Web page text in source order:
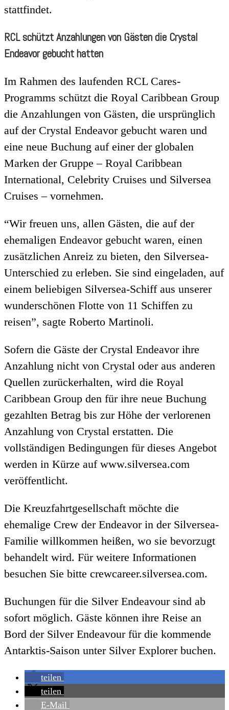
stattfindet.
RCL schützt Anzahlungen von Gästen die Crystal
Endeavor gebucht hatten
Im Rahmen des laufenden RCL Cares-
Programms schützt die Royal Caribbean Group
die Anzahlungen von Gästen, die ursprünglich
auf der Crystal Endeavor gebucht waren und
eine neue Buchung auf einer der globalen
Marken der Gruppe – Royal Caribbean
International, Celebrity Cruises und Silversea
Cruises – vornehmen.
“Wir freuen uns, allen Gästen, die auf der
ehemaligen Endeavor gebucht waren, einen
zusätzlichen Anreiz zu bieten, den Silversea-
Unterschied zu erleben. Sie sind eingeladen, auf
einem beliebigen Silversea-Schiff aus unserer
wunderschönen Flotte von 11 Schiffen zu
reisen”, sagte Roberto Martinoli.
Sofern die Gäste der Crystal Endeavor ihre
Anzahlung nicht von Crystal oder aus anderen
Quellen zurückerhalten, wird die Royal
Caribbean Group den für ihre neue Buchung
gezahlten Betrag bis zur Höhe der verlorenen
Anzahlung von Crystal erstatten. Die
vollständigen Bedingungen für dieses Angebot
werden in Kürze auf www.silversea.com
veröffentlicht.
Die Kreuzfahrtgesellschaft möchte die
ehemalige Crew der Endeavor in der Silversea-
Familie willkommen heißen, wo sie bevorzugt
behandelt wird. Für weitere Informationen
besuchen Sie bitte crewcareer.silversea.com.
Buchungen für die Silver Endeavour sind ab
sofort möglich. Gäste können ihre Reise an
Bord der Silver Endeavour für die kommende
Antarktis-Saison unter Silver Explorer buchen.
teilen
teilen
E-Mail